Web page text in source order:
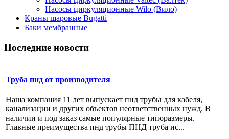
Насосы циркуляционные Wilo (Вило)
Краны шаровые Bugatti
Баки мембранные
Последние новости
Труба пнд от производителя
Наша компания 11 лет выпускает пнд трубы для кабеля,
канализации и других объектов неответственных нужд. В
наличии и под заказ самые популярные типоразмеры.
Главные преимущества пнд трубы ПНД труба ис...